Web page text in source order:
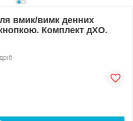
вмик/вимк денних
Комплект дХО.